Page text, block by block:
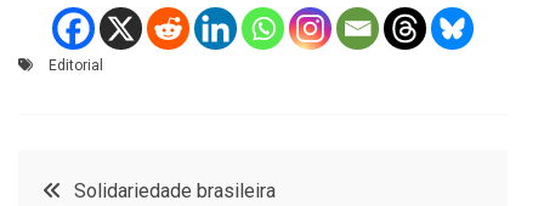
Editorial
Navegação
Solidariedade brasileira